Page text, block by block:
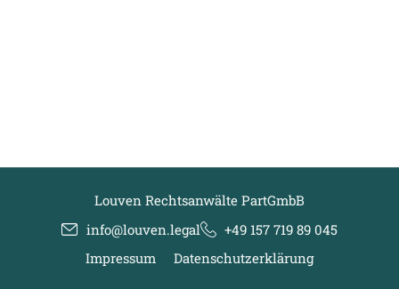
Louven Rechtsanwälte PartGmbB
info@louven.legal
+49 157 719 89 045
Impressum
Datenschutzerklärung